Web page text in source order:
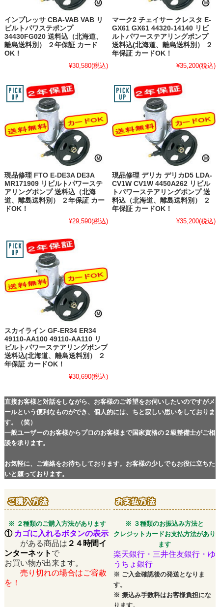
インプレッサ CBA-VAB VAB リ
ビルトパワステポンプ
34430FG020 送料込（北海道、
離島送料別） ２年保証 カード
OK！
¥30,580(税込)
マーク2 チェイサー クレスタ E-
GX61 GX61 44320-14140 リビ
ルトパワーステアリングポンプ
送料込(北海道、離島送料別） ２
年保証 カードOK！
¥35,200(税込)
現品修理 FTO E-DE3A DE3A
MR171909 リビルトパワーステ
アリングポンプ 送料込（北海
道、離島送料別） ２年保証 カー
ドOK！
¥29,590(税込)
現品修理 デリカ デリカD5 LDA-
CV1W CV1W 4450A262 リビル
トパワーステアリングポンプ 送
料込（北海道、離島送料別） ２
年保証 カードOK！
¥35,200(税込)
スカイライン GF-ER34 ER34
49110-AA100 49110-AA110 リ
ビルトパワーステアリングポンプ
送料込(北海道、離島送料別） ２
年保証 カードOK！
¥30,690(税込)
直接お客様と対話をしながら、お客様のご希望をお伺いしたいのですがメ
ールという便利なものができ、個人的には、ちと寂しい思いをしておりま
す。（笑）
一般ユーザーのお客様からプロのお客様まで国家資格の２級整備士がご相
談を承ります。
お気軽に、ご連絡をお待ちしております。お客様の少しでもお役に立ちた
いと願っております。
※ ２種類のご購入方法があります
※ ３種類のお振込み方法と
クレジットカードお支払方法があり
ます
① カゴに入れるボタンの表示
がある商品は ２４時間イ
ンターネット で
お買い物が出来ます。
売り切れの場合はご容赦
を！
楽天銀行・三井住友銀行・ゆ
うちょ銀行
※ ご入金確認後の発送となりま
す。
※ 振込み手数料はお客様負担にな
ります。